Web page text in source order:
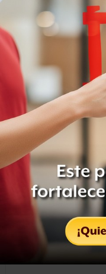
“El pueblo de
asume como
tigres si no gana la
gobernador de
Obrador.
Compartir